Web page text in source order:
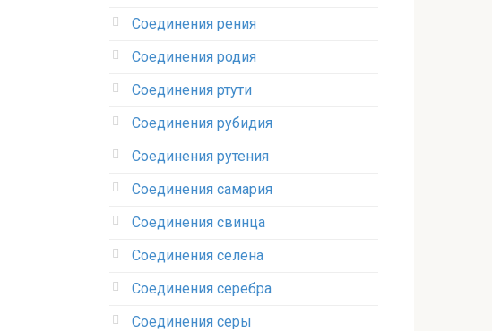
Соединения рения‎
Соединения родия‎
Соединения ртути‎
Соединения рубидия‎
Соединения рутения‎
Соединения самария‎
Соединения свинца‎
Соединения селена‎
Соединения серебра‎
Соединения серы‎